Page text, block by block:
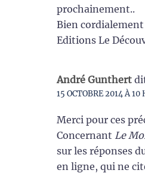
prochainement..
Bien
Editions Le
André Gunthert
15 OCTOBRE 2014 À
Merci pour ces
Concernant Le
sur les réponses
en ligne, qui ne